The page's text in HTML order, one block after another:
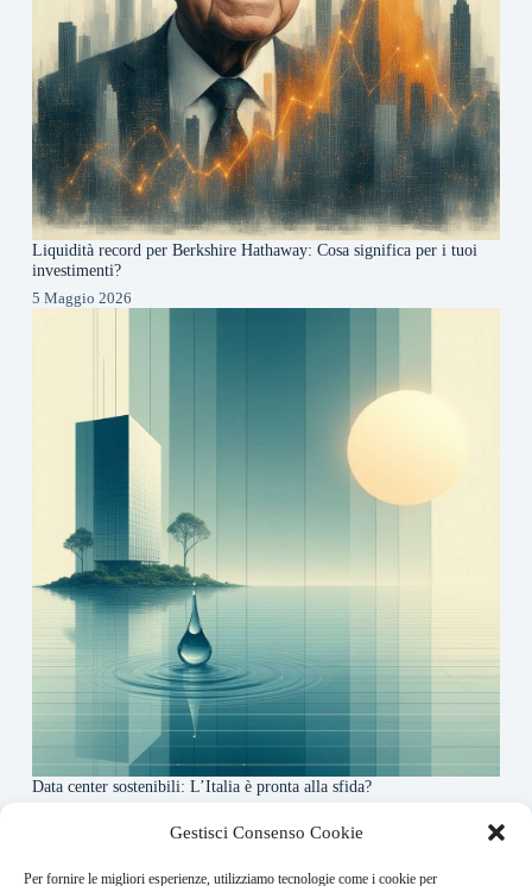
Gestisci Consenso Cookie
Per fornire le migliori esperienze, utilizziamo tecnologie come i cookie per
Liquidità record per Berkshire Hathaway: Cosa significa per i tuoi
investimenti?
5 Maggio 2026
Data center sostenibili: L’Italia è pronta alla sfida?